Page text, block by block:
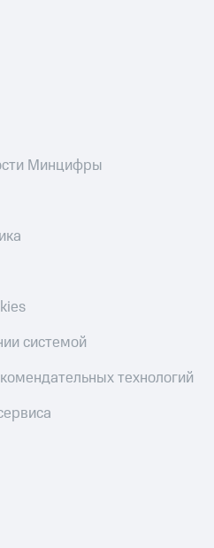
Минцифры
системой
технологий